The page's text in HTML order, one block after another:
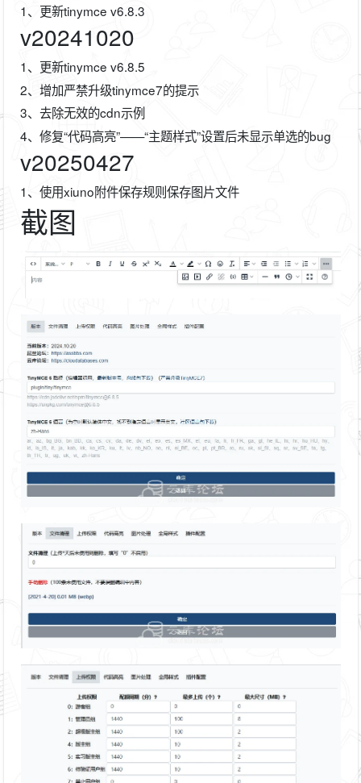
1、更新tinymce v6.8.3
v20241020
1、更新tinymce v6.8.5
2、增加严禁升级tinymce7的提示
3、去除无效的cdn示例
4、修复“代码高亮”——“主题样式”设置后未显示单选的bug
v20250427
1、使用xiuno附件保存规则保存图片文件
截图